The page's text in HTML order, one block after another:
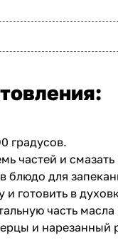
градусов.
частей и
блюдо для
готовить в
часть
и нарезанный